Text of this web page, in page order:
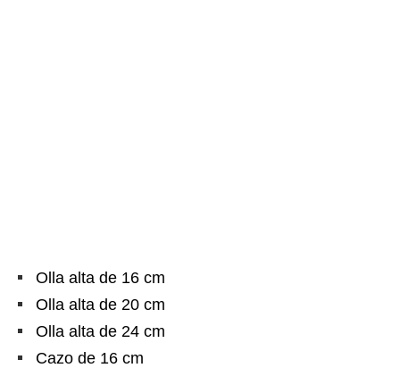
Olla alta de 16 cm
Olla alta de 20 cm
Olla alta de 24 cm
Cazo de 16 cm